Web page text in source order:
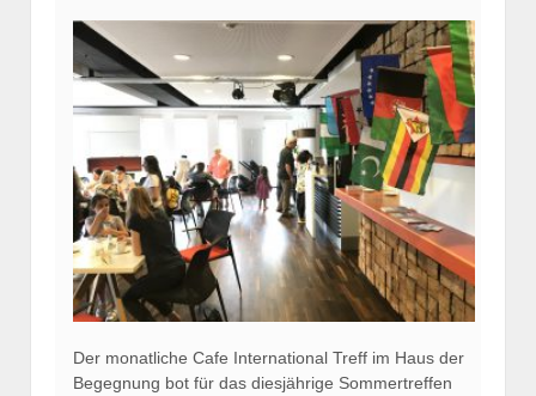
Der monatliche Cafe International Treff im Haus der
Begegnung bot für das diesjährige Sommertreffen